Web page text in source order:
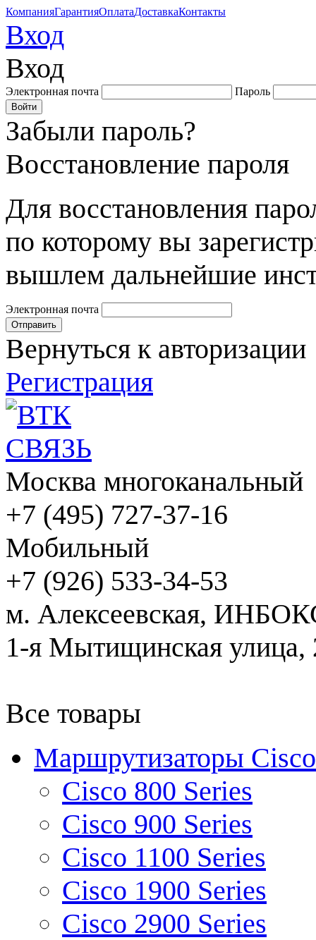
КомпанияГарантияОплатаДоставкаКонтакты
Вход
Вход
Электронная почта Пароль
Забыли пароль?
Восстановление пароля
Для восстановления
по которому вы
вышлем дальнейшие
Электронная почта
Вернуться к авторизации
Регистрация
Москва многоканальный
+7 (495) 727-37-16
Мобильный
+7 (926) 533-34-53
м. Алексеевская,
1-я Мытищинская улица,
Все товары
Маршрутизаторы Cisco
Cisco 800 Series
Cisco 900 Series
Cisco 1100 Series
Cisco 1900 Series
Cisco 2900 Series